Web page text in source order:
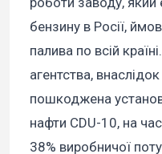
бензину в Росії,
палива по всій
агентства,
пошкоджена
нафти CDU-10, на
38% виробничої